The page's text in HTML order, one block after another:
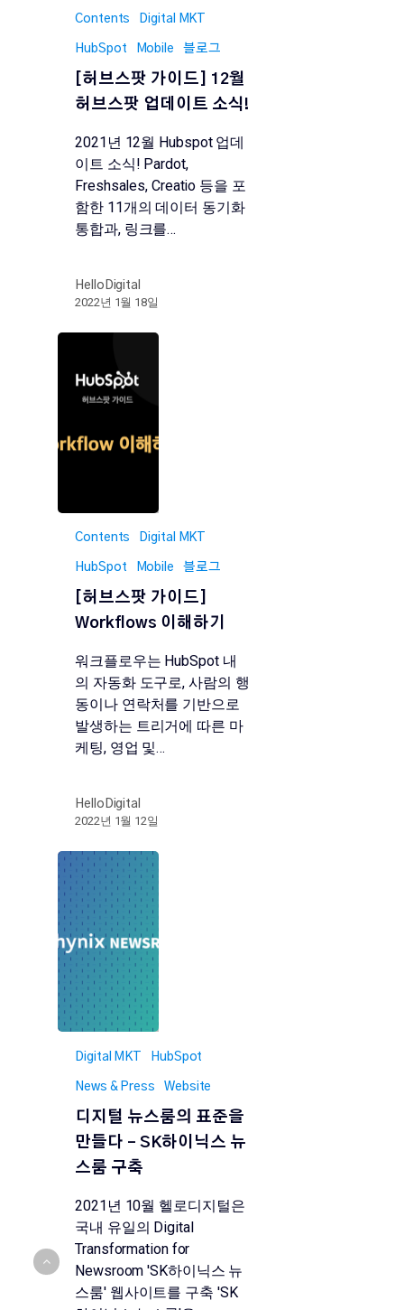
Contents Digital MKT
HubSpot Mobile 블로그
[허브스팟 가이드] 12월
허브스팟 업데이트 소식!
2021년 12월 Hubspot 업데
이트 소식! Pardot,
Freshsales, Creatio 등을 포
함한 11개의 데이터 동기화
통합과, 링크를…
HelloDigital
2022년 1월 18일
Contents Digital MKT
HubSpot Mobile 블로그
[허브스팟 가이드]
Workflows 이해하기
워크플로우는 HubSpot 내
의 자동화 도구로, 사람의 행
동이나 연락처를 기반으로
발생하는 트리거에 따른 마
케팅, 영업 및…
HelloDigital
2022년 1월 12일
Digital MKT HubSpot
News & Press Website
디지털 뉴스룸의 표준을
만들다 – SK하이닉스 뉴
스룸 구축
2021년 10월 헬로디지털은
국내 유일의 Digital
Transformation for
Newsroom 'SK하이닉스 뉴
스룸' 웹사이트를 구축 'SK